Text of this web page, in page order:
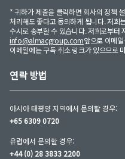
* 귀하가 제출을 클릭하면 회사의 정책
처리해도 좋다고 동의하게 됩니다. 저희
수시로 송부할 수 있습니다. 저희로부터
info@almacgroup.com앞으로 이메
이메일에는 구독 취소 링크가 있으므로
연락 방법
아시아 태평양 지역에서 문의할 경우:
+65 6309 0720
유럽에서 문의할 경우:
+44 (0) 28 3833 2200